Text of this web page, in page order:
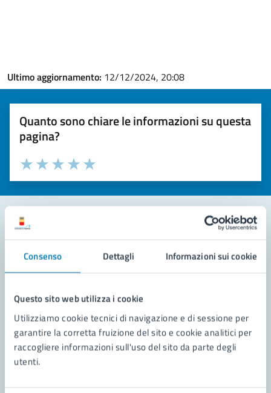
Consenso Dettagli Informazioni sui cookie
Questo sito web utilizza i cookie
Utilizziamo cookie tecnici di navigazione e di sessione per
garantire la corretta fruizione del sito e cookie analitici per
raccogliere informazioni sull'uso del sito da parte degli
utenti.
Ultimo aggiornamento: 12/12/2024, 20:08
Quanto sono chiare le informazioni su questa
pagina?
Valuta la chiarezza delle informazioni (da 1 a 5 stelle)
Seleziona il numero di stelle per valutare la chiarezza delle
Valuta 5 stelle su 5
Valuta 4 stelle su 5
Valuta 3 stelle su 5
Valuta 2 stelle su 5
Valuta 1 stelle su 5
Leggi le domande frequenti
Richiedi assistenza
Prenota appuntamento
Problemi in città